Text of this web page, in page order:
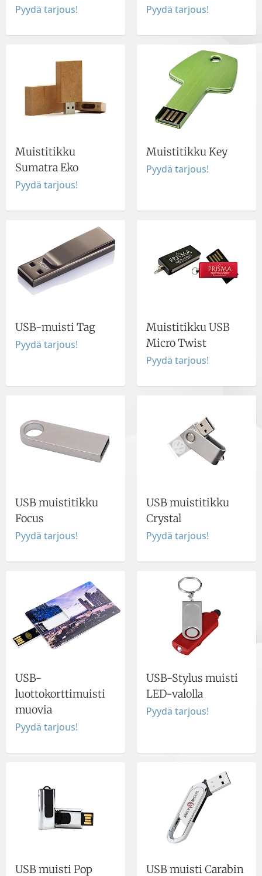
Pyydä tarjous! Pyydä tarjous!
Muistitikku
Sumatra Eko
Pyydä tarjous!
Muistitikku Key
Pyydä tarjous!
USB-muisti Tag
Pyydä tarjous!
Muistitikku USB
Micro Twist
Pyydä tarjous!
USB muistitikku
Focus
Pyydä tarjous!
USB muistitikku
Crystal
Pyydä tarjous!
USB-
luottokorttimuisti
muovia
Pyydä tarjous!
USB-Stylus muisti
LED-valolla
Pyydä tarjous!
USB muisti Pop USB muisti Carabin